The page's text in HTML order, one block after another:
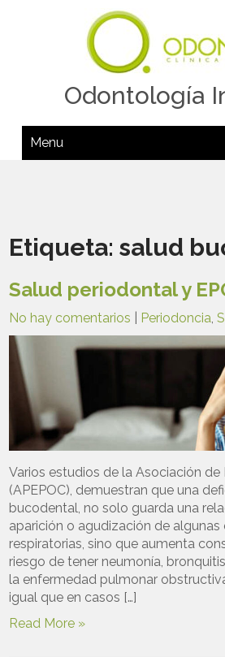
Odontología
Menu
Etiqueta:salud
Salud periodontal y
No hay comentarios Periodoncia,
Varios estudios de la Asociación de
(APEPOC), demuestran que una
bucodental, no solo guarda una
aparición o agudización de
respiratorias, sino que aumenta
riesgo de tener neumonía,
la enfermedad pulmonar
igual que en casos […]
Read More »